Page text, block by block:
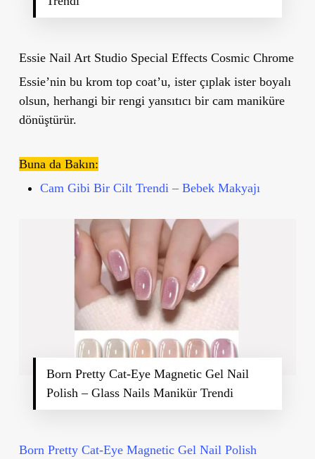
Essie Nail Art Studio Special Effects Cosmic Chrome
Essie’nin bu krom top coat’u, ister çıplak ister boyalı
olsun, herhangi bir rengi yansıtıcı bir cam maniküre
dönüştürür.
Buna da Bakın:
Cam Gibi Bir Cilt Trendi – Bebek Makyajı
Born Pretty Cat-Eye Magnetic Gel Nail
Polish – Glass Nails Manikür Trendi
Born Pretty Cat-Eye Magnetic Gel Nail Polish